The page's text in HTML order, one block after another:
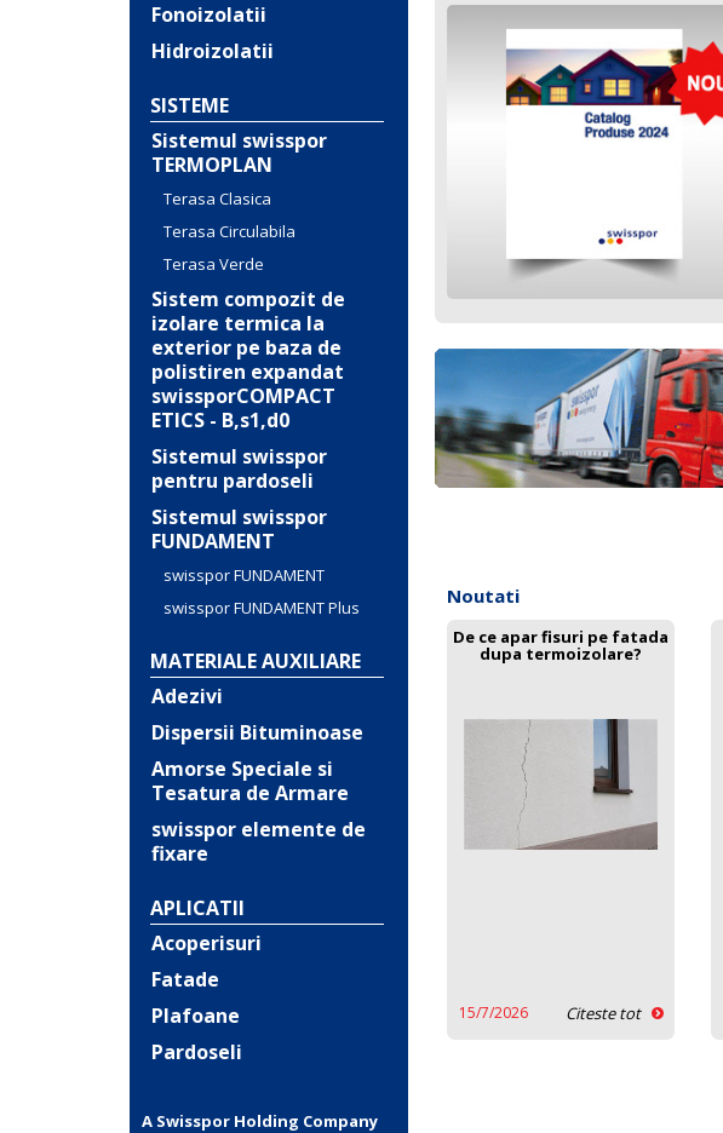
Fonoizolatii
Hidroizolatii
SISTEME
Sistemul swisspor
TERMOPLAN
Terasa Clasica
Terasa Circulabila
Terasa Verde
Sistem compozit de
izolare termica la
exterior pe baza de
polistiren expandat
swissporCOMPACT
ETICS - B,s1,d0
Sistemul swisspor
pentru pardoseli
Sistemul swisspor
FUNDAMENT
swisspor FUNDAMENT
swisspor FUNDAMENT Plus
MATERIALE AUXILIARE
Adezivi
Dispersii Bituminoase
Amorse Speciale si
Tesatura de Armare
swisspor elemente de
fixare
APLICATII
Acoperisuri
Fatade
Plafoane
Pardoseli
A Swisspor Holding Company
Noutati
De ce apar fisuri pe fatada
dupa termoizolare?
15/7/2026 Citeste tot